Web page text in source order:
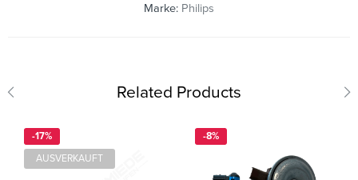
Marke: Philips
Related Products
-17%
AUSVERKAUFT
-8%